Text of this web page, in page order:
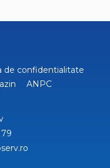
de confidentialitate
ANPC
79